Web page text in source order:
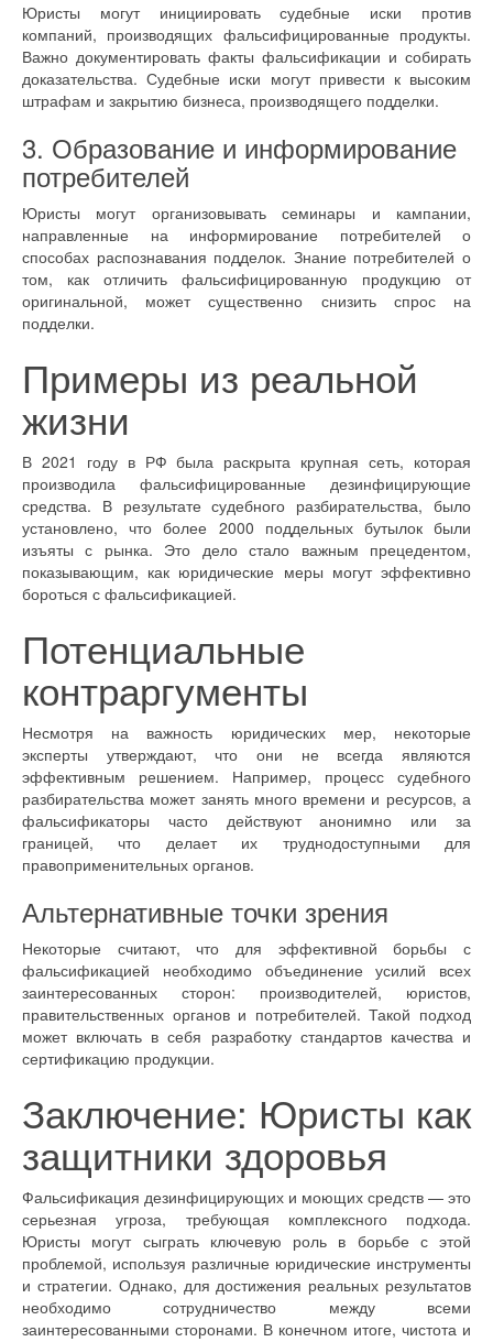
Юристы могут инициировать судебные иски против
компаний, производящих фальсифицированные продукты.
Важно документировать факты фальсификации и собирать
доказательства. Судебные иски могут привести к высоким
штрафам и закрытию бизнеса, производящего подделки.
3. Образование и информирование
потребителей
Юристы могут организовывать семинары и кампании,
направленные на информирование потребителей о
способах распознавания подделок. Знание потребителей о
том, как отличить фальсифицированную продукцию от
оригинальной, может существенно снизить спрос на
подделки.
Примеры из реальной
жизни
В 2021 году в РФ была раскрыта крупная сеть, которая
производила фальсифицированные дезинфицирующие
средства. В результате судебного разбирательства, было
установлено, что более 2000 поддельных бутылок были
изъяты с рынка. Это дело стало важным прецедентом,
показывающим, как юридические меры могут эффективно
бороться с фальсификацией.
Потенциальные
контраргументы
Несмотря на важность юридических мер, некоторые
эксперты утверждают, что они не всегда являются
эффективным решением. Например, процесс судебного
разбирательства может занять много времени и ресурсов, а
фальсификаторы часто действуют анонимно или за
границей, что делает их труднодоступными для
правоприменительных органов.
Альтернативные точки зрения
Некоторые считают, что для эффективной борьбы с
фальсификацией необходимо объединение усилий всех
заинтересованных сторон: производителей, юристов,
правительственных органов и потребителей. Такой подход
может включать в себя разработку стандартов качества и
сертификацию продукции.
Заключение: Юристы как
защитники здоровья
Фальсификация дезинфицирующих и моющих средств — это
серьезная угроза, требующая комплексного подхода.
Юристы могут сыграть ключевую роль в борьбе с этой
проблемой, используя различные юридические инструменты
и стратегии. Однако, для достижения реальных результатов
необходимо сотрудничество между всеми
заинтересованными сторонами. В конечном итоге, чистота и